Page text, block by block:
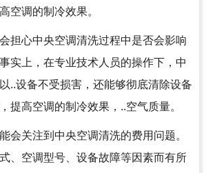
空调的制冷效果。
担心中央空调清洗过程中是否会影响
实上，在专业技术人员的操作下，中
..设备不受损害，还能够彻底清除设备
提高空调的制冷效果，..空气质量。
会关注到中央空调清洗的费用问题。
、空调型号、设备故障等因素而有所